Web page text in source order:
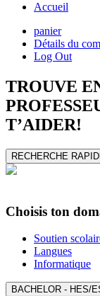
Accueil
panier
Détails du
Log Out
TROUVE
T’AIDER!
RECHERCHE
Choisis ton
Soutien
Langues
Informatique
BACHELOR - HES/